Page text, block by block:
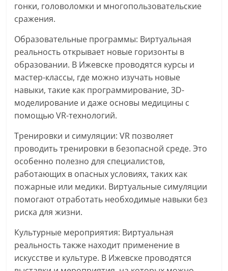
гонки, головоломки и многопользовательские
сражения.
Образовательные программы: Виртуальная
реальность открывает новые горизонты в
образовании. В Ижевске проводятся курсы и
мастер-классы, где можно изучать новые
навыки, такие как программирование, 3D-
моделирование и даже основы медицины с
помощью VR-технологий.
Тренировки и симуляции: VR позволяет
проводить тренировки в безопасной среде. Это
особенно полезно для специалистов,
работающих в опасных условиях, таких как
пожарные или медики. Виртуальные симуляции
помогают отработать необходимые навыки без
риска для жизни.
Культурные мероприятия: Виртуальная
реальность также находит применение в
искусстве и культуре. В Ижевске проводятся